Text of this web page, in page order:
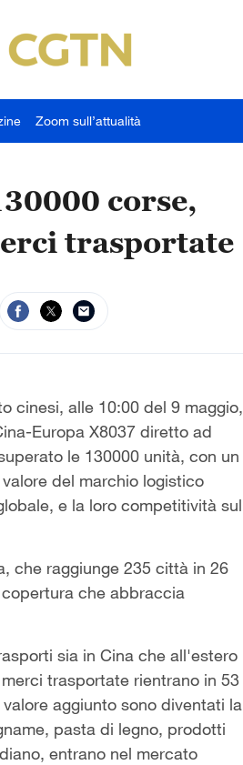
Zoom sull’attualità
corse,
trasportate
cinesi, alle 10:00 del 9 maggio,
Europa X8037 diretto ad
le 130000 unità, con un
del marchio logistico
e la loro competitività sul
che raggiunge 235 città in 26
che abbraccia
sia in Cina che all'estero
trasportate rientrano in 53
aggiunto sono diventati la
pasta di legno, prodotti
entrano nel mercato